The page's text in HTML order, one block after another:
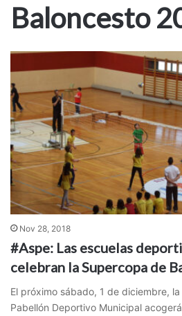
Baloncesto
Nov 28, 2018
#Aspe: Las escuelas
celebran la Supercopa de
El próximo sábado, 1 de diciembre,
Pabellón Deportivo Municipal